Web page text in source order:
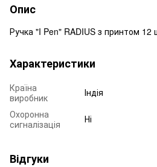
Опис
Ручка "I Pen" RADIUS з принтом 12
Характеристики
Країна
виробник
Індія
Охоронна
сигналізація
Ні
Відгуки